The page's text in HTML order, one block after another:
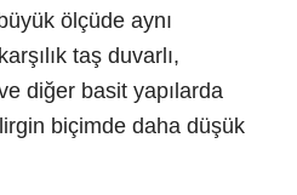
ölçüde aynı
taş duvarlı,
diğer basit yapılarda
biçimde daha düşük